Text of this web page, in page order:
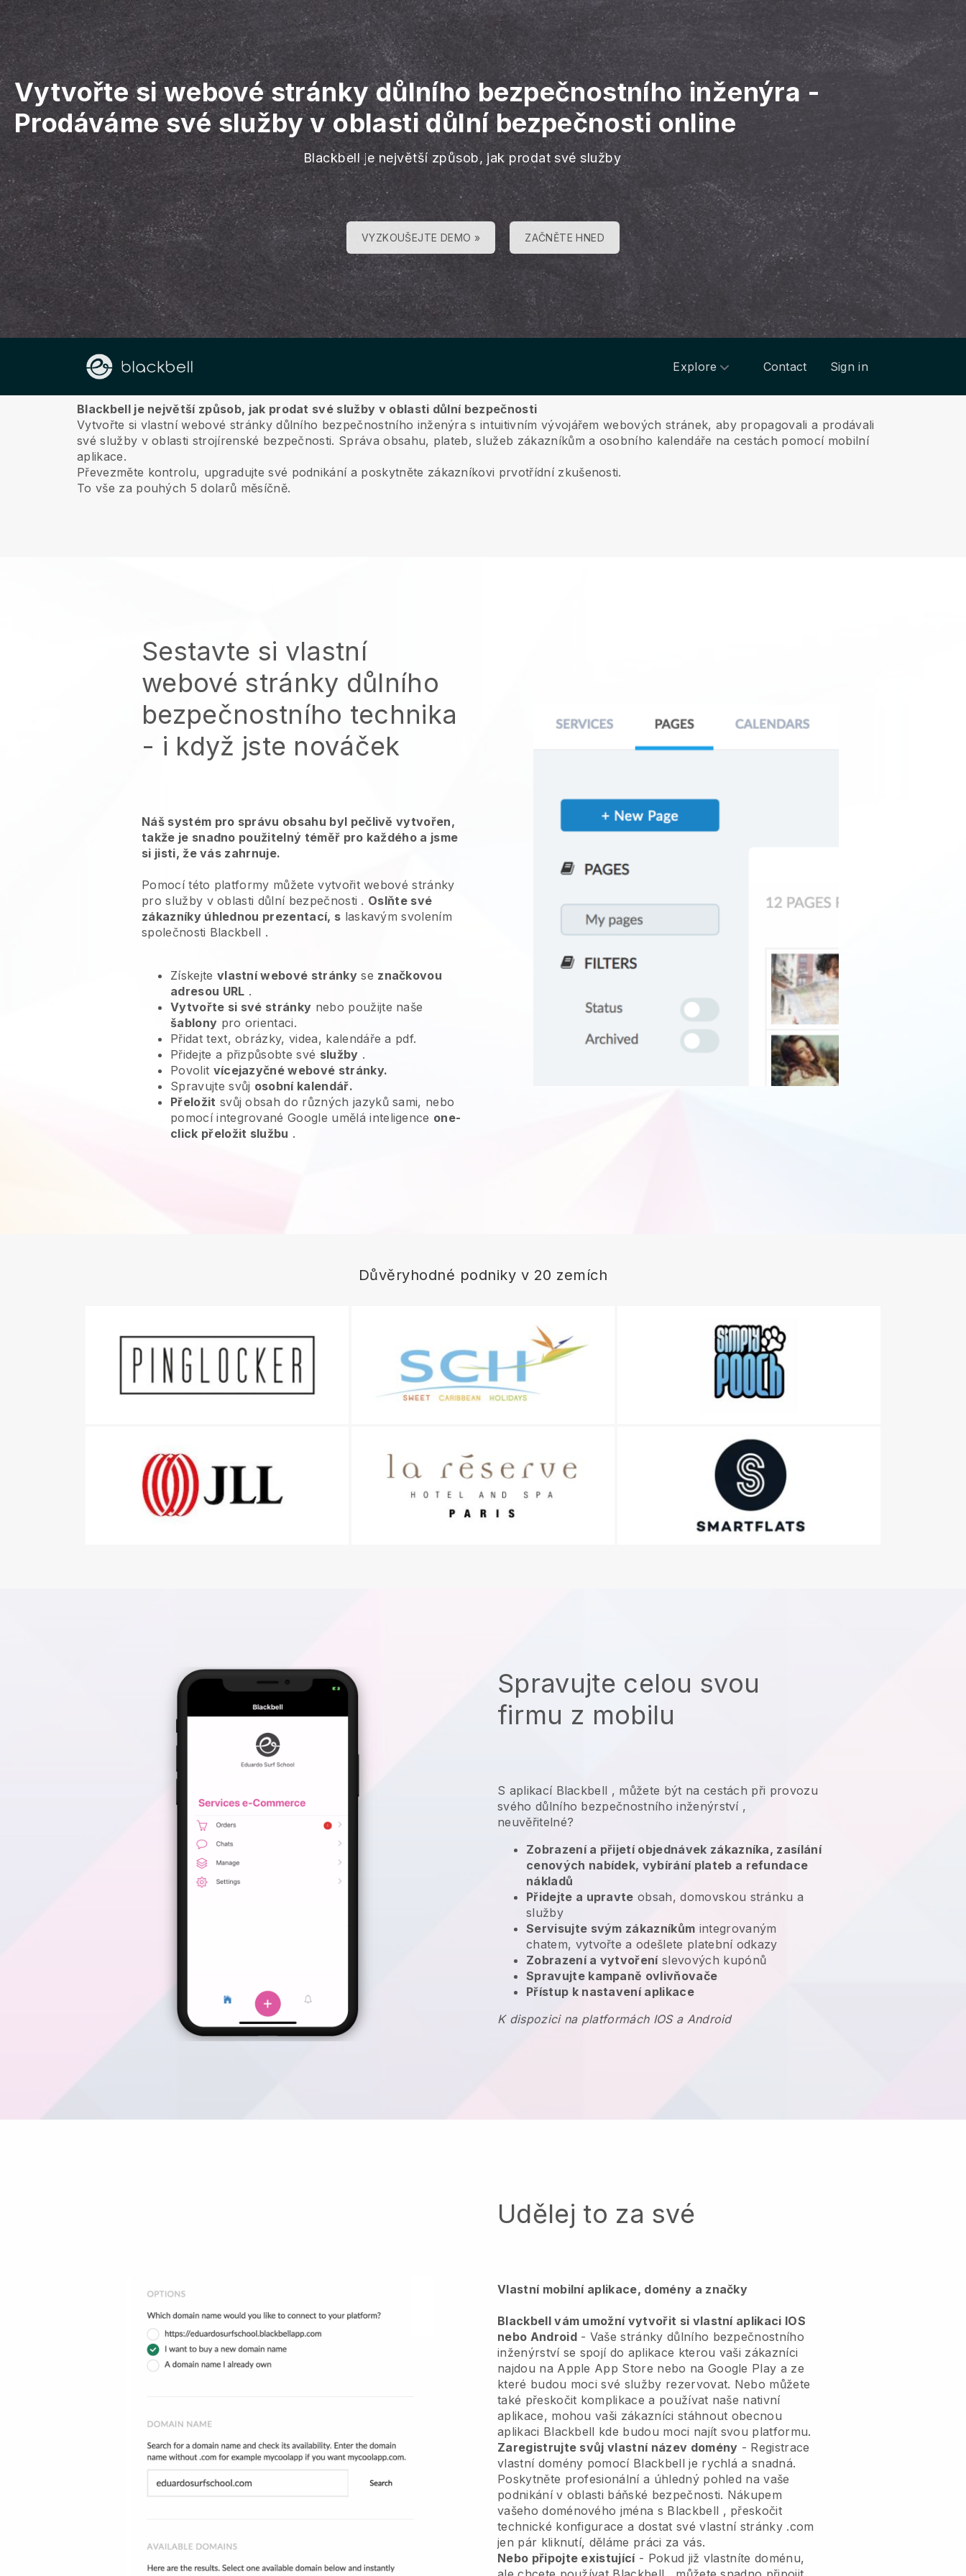
Vytvořte si webové stránky důlního bezpečnostního inženýra-
Prodáváme své služby v oblasti důlní bezpečnosti online
Blackbell je největší způsob, jak prodat své služby
VYZKOUŠEJTE DEMO » ZAČNĚTE HNED
Explore Contact Sign in
O nás
Blackbell je největší způsob, jak prodat své služby v oblasti důlní bezpečnosti
Vytvořte si vlastní webové stránky důlního bezpečnostního inženýra s intuitivním vývojářem webových stránek, aby propagovali a prodávali
své služby v oblasti strojírenské bezpečnosti. Správa obsahu, plateb, služeb zákazníkům a osobního kalendáře na cestách pomocí mobilní
aplikace.
Převezměte kontrolu, upgradujte své podnikání a poskytněte zákazníkovi prvotřídní zkušenosti.
To vše za pouhých 5 dolarů měsíčně.
Sestavte si vlastní
webové stránky důlního
bezpečnostního technika
- i když jste nováček
Náš systém pro správu obsahu byl pečlivě vytvořen,
takže je snadno použitelný téměř pro každého a jsme
si jisti, že vás zahrnuje.
Pomocí této platformy můžete vytvořit webové stránky
proslužby v oblasti důlní bezpečnosti . Oslňte své
zákazníky úhlednou prezentací, s laskavým svolením
společnosti Blackbell .
Získejte vlastní webové stránkyse značkovou
adresou URL .
Vytvořte si své stránky nebo použijte naše
šablony pro orientaci.
Přidat text, obrázky, videa, kalendáře a pdf.
Přidejte a přizpůsobte své služby .
Povolit vícejazyčné webové stránky.
Spravujte svůj osobní kalendář.
Přeložit svůj obsah do různých jazyků sami, nebo
pomocí integrované Google umělá inteligence one-
click přeložit službu .
Důvěryhodné podniky v 20 zemích
Spravujte celou svou
firmu z mobilu
S aplikací Blackbell , můžete být na cestách při provozu
svého důlního bezpečnostního inženýrství,
neuvěřitelné?
Zobrazení a přijetí objednávek zákazníka, zasílání
cenových nabídek, vybírání plateb a refundace
nákladů
Přidejte a upravte obsah, domovskou stránku a
služby
Servisujte svým zákazníkům integrovaným
chatem, vytvořte a odešlete platební odkazy
Zobrazení a vytvořeníslevových kupónů
Spravujte kampaně ovlivňovače
Přístup k nastavení aplikace
K dispozici na platformách IOS a Android
Udělej to za své
Vlastní mobilní aplikace, domény a značky
Blackbell vám umožní vytvořit si vlastní aplikaci IOS
nebo Android- Vaše stránky důlního bezpečnostního
inženýrství se spojí do aplikace kterou vaši zákazníci
najdou na Apple App Store nebo na Google Play a ze
které budou moci své služby rezervovat. Nebo můžete
také přeskočit komplikace a používat naše nativní
aplikace, mohou vaši zákazníci stáhnout obecnou
aplikaci Blackbell kde budou moci najít svou platformu.
Zaregistrujte svůj vlastní název domény - Registrace
vlastní domény pomocí Blackbell je rychlá a snadná.
Poskytněte profesionální a úhledný pohled na vaše
podnikání v oblasti báňské bezpečnosti. Nákupem
vašeho doménového jména s Blackbell , přeskočit
technické konfigurace a dostat své vlastní stránky .com
jen pár kliknutí, děláme práci za vás.
Nebo připojte existující- Pokud již vlastníte doménu,